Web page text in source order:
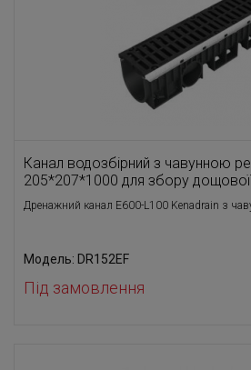
Канал водозбірний з чавунною
205*207*1000 для збору дощової
Дренажний канал E600-L100 Kenadrain з
Модель: DR152EF
Під замовлення